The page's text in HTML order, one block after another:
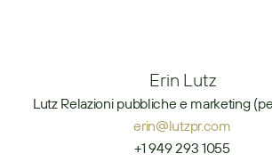
Erin Lutz
Lutz Relazioni pubbliche e marketing
erin@lutzpr.com
+1 949 293 1055